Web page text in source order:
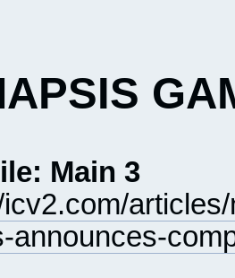
Main 3
announces-